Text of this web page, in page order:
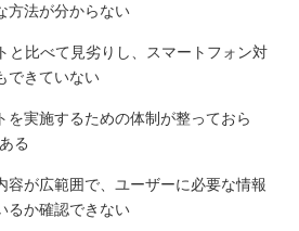
方法が分からない
と比べて見劣りし、スマートフォン対
できていない
を実施するための体制が整っておら
る
容が広範囲で、ユーザーに必要な情報
るか確認できない